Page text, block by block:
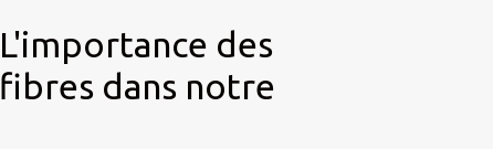
L'importance des
fibres dans notre